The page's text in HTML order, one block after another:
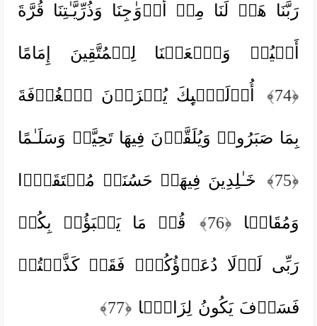
رَبَّنَا هَبۡ لَنَا مِنۡ أَزۡوَ ٰ⁠جِنَا وَذُرِّیَّـٰتِنَا قُرَّةَ
أَعۡیُنࣲ وَٱجۡعَلۡنَا لِلۡمُتَّقِینَ إِمَامًا
﴿74﴾ أُو۟لَـٰۤىِٕكَ یُجۡزَوۡنَ ٱلۡغُرۡفَةَ
بِمَا صَبَرُوا۟ وَیُلَقَّوۡنَ فِیهَا تَحِیَّةࣰ وَسَلَـٰمًا
﴿75﴾ خَـٰلِدِینَ فِیهَاۚ حَسُنَتۡ مُسۡتَقَرࣰّا
وَمُقَامࣰا ﴿76﴾ قُلۡ مَا یَعۡبَؤُا۟ بِكُمۡ
رَبِّی لَوۡلَا دُعَاۤؤُكُمۡۖ فَقَدۡ كَذَّبۡتُمۡ
فَسَوۡفَ یَكُونُ لِزَامَۢا ﴿77﴾